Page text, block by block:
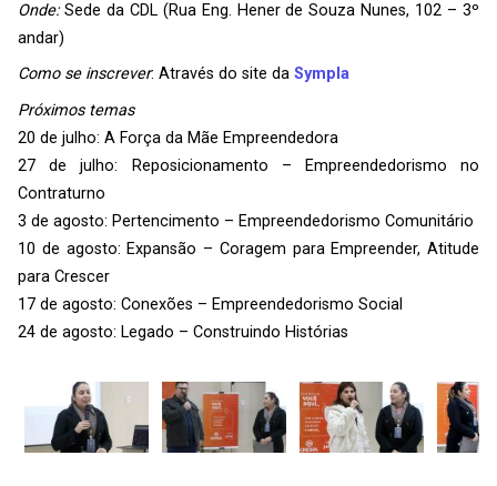
Onde:Sede da CDL (Rua Eng. Hener de Souza Nunes, 102 – 3º
andar)
Como se inscrever: Através do site da Sympla
Próximos temas
20 de julho: A Força da Mãe Empreendedora
27 de julho: Reposicionamento – Empreendedorismo no
Contraturno
3 de agosto: Pertencimento – Empreendedorismo Comunitário
10 de agosto: Expansão – Coragem para Empreender, Atitude
para Crescer
17 de agosto: Conexões – Empreendedorismo Social
24 de agosto: Legado – Construindo Histórias